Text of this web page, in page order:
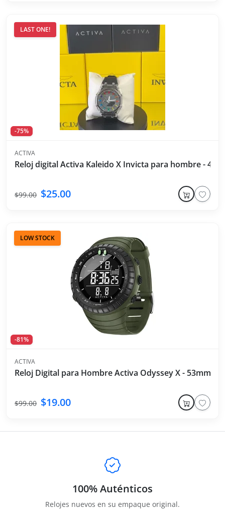
LAST ONE!
-75%
ACTIVA
Reloj digital Activa Kaleido X Invicta para hombre -
$99.00 $25.00
LOW STOCK
-81%
ACTIVA
Reloj Digital para Hombre Activa Odyssey X - 53mm -
$99.00 $19.00
100% Auténticos
Relojes nuevos en su empaque original.